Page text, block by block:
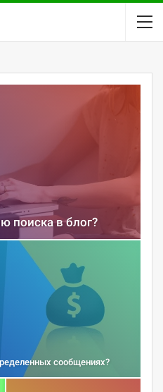
поиска в блог?
сообщениях?